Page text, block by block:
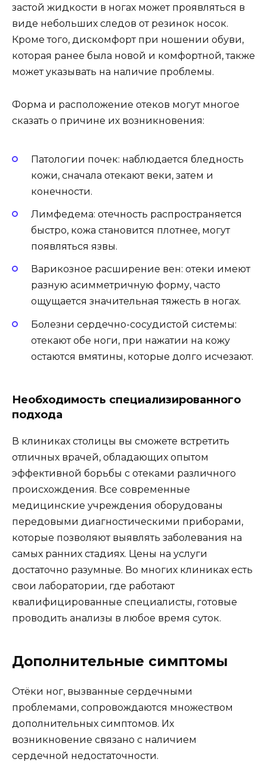
застой жидкости в ногах может проявляться в
виде небольших следов от резинок носок.
Кроме того, дискомфорт при ношении обуви,
которая ранее была новой и комфортной, также
может указывать на наличие проблемы.
Форма и расположение отеков могут многое
сказать о причине их возникновения:
Патологии почек: наблюдается бледность
кожи, сначала отекают веки, затем и
конечности.
Лимфедема: отечность распространяется
быстро, кожа становится плотнее, могут
появляться язвы.
Варикозное расширение вен: отеки имеют
разную асимметричную форму, часто
ощущается значительная тяжесть в ногах.
Болезни сердечно-сосудистой системы:
отекают обе ноги, при нажатии на кожу
остаются вмятины, которые долго исчезают.
Необходимость специализированного
подхода
В клиниках столицы вы сможете встретить
отличных врачей, обладающих опытом
эффективной борьбы с отеками различного
происхождения. Все современные
медицинские учреждения оборудованы
передовыми диагностическими приборами,
которые позволяют выявлять заболевания на
самых ранних стадиях. Цены на услуги
достаточно разумные. Во многих клиниках есть
свои лаборатории, где работают
квалифицированные специалисты, готовые
проводить анализы в любое время суток.
Дополнительные симптомы
Отёки ног, вызванные сердечными
проблемами, сопровождаются множеством
дополнительных симптомов. Их
возникновение связано с наличием
сердечной недостаточности.